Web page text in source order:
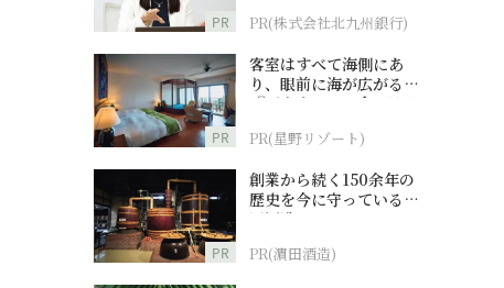
PR PR(株式会社北九州銀行)
PR
客室はすべて海側にあ
り、眼前に海が広がる
『西表島ホテル by 星野
PR(星野リゾート)
PR
創業から続く150余年の
歴史を今に守っている濵
田酒造
PR(濵田酒造)